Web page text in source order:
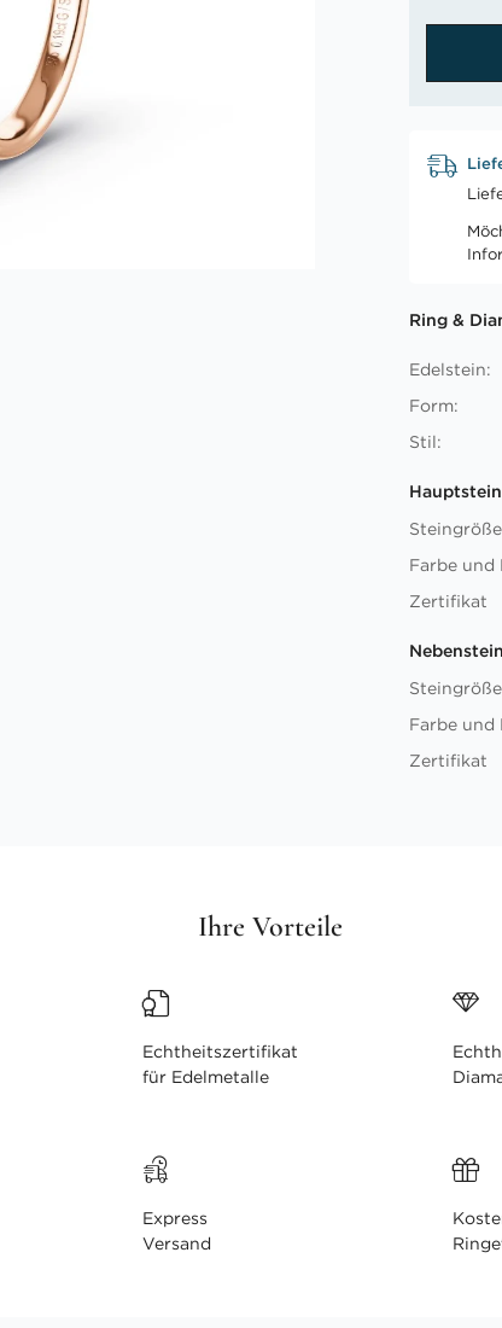
Ring &
Edelstein:
Form:
Stil:
Hauptstein
Steingröße
Farbe und
Zertifikat
Steingröße
Farbe und
Zertifikat
Ihre Vorteile
Echtheitszertifikat
für Edelmetalle
Express
Versand